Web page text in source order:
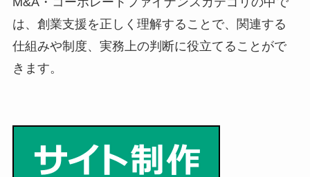
は、創業支援を正しく理解することで、関連する
仕組みや制度、実務上の判断に役立てることがで
きます。